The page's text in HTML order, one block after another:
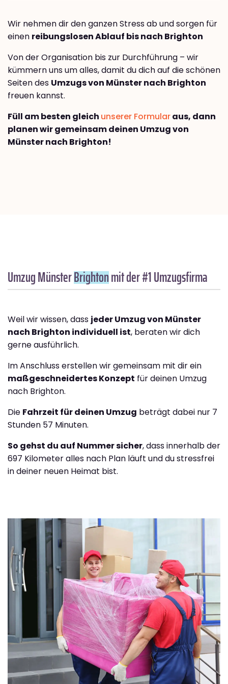
Wir nehmen dir den ganzen Stress ab und sorgen für
einen reibungslosen Ablauf bis nach Brighton
Von der Organisation bis zur Durchführung – wir
kümmern uns um alles, damit du dich auf die schönen
Seiten des Umzugs von Münster nach Brighton
freuen kannst.
Füll am besten gleich unserer Formularaus, dann
planen wir gemeinsam deinen Umzug von
Münster nach Brighton!
Umzug MünsterBrightonmit der #1 Umzugsfirma
Weil wir wissen, dass jeder Umzug von Münster
nach Brighton individuell ist, beraten wir dich
gerne ausführlich.
Im Anschluss erstellen wir gemeinsam mit dir ein
maßgeschneidertes Konzept für deinen Umzug
nach Brighton.
Die Fahrzeit für deinen Umzug beträgt dabei nur 7
Stunden 57 Minuten.
So gehst du auf Nummer sicher, dass innerhalb der
697 Kilometer alles nach Plan läuft und du stressfrei
in deiner neuen Heimat bist.